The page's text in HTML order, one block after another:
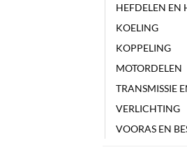
HEFDELEN EN
KOELING
KOPPELING
MOTORDELEN
TRANSMISSIE
VERLICHTING
VOORAS EN